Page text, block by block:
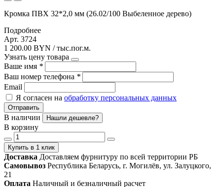
Кромка ПВХ 32*2,0 мм (26.02/100 Выбеленное дерево)
Подробнее
Арт. 3724
1 200.00 BYN / тыс.пог.м.
Узнать цену товара
Ваше имя *
Ваш номер телефона *
Email
Я согласен на обработку персональных данных
Отправить
В наличии Нашли дешевле?
В корзину
Купить в 1 клик
Доставка Доставляем фурнитуру по всей территории РБ
Самовывоз Республика Беларусь, г. Могилёв, ул. Залуцкого,
21
Оплата Наличный и безналичный расчет